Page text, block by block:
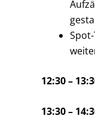
12:30 –
13:30 –